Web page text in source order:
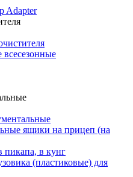
Adapter
всесезонные
ящики на прицеп (на
пикапа, в кунг
(пластиковые) для